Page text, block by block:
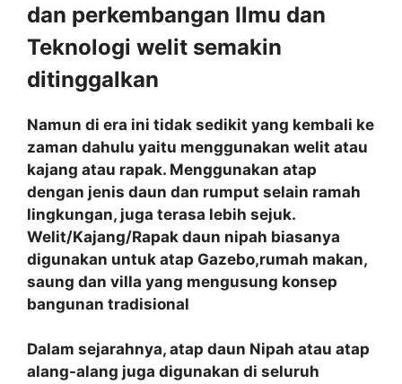
dan perkembangan Ilmu dan
Teknologi welit semakin
ditinggalkan
Namun di era ini tidak sedikit yang kembali ke
zaman dahulu yaitu menggunakan welit atau
kajang atau rapak. Menggunakan atap
dengan jenis daun dan rumput selain ramah
lingkungan, juga terasa lebih sejuk.
Welit/Kajang/Rapak daun nipah biasanya
digunakan untuk atap Gazebo,rumah makan,
saung dan villa yang mengusung konsep
bangunan tradisional
Dalam sejarahnya, atap daun Nipah atau atap
alang-alang juga digunakan di seluruh